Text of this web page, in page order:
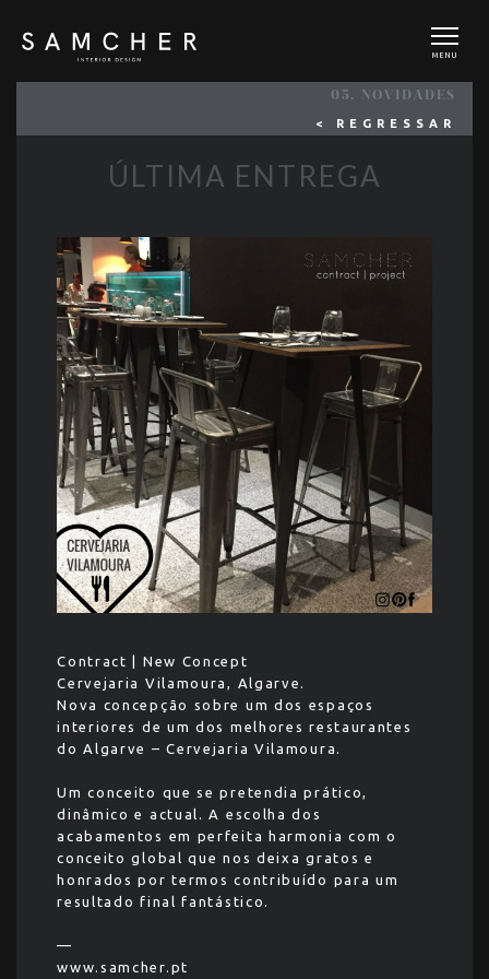
MENU
05. NOVIDADES
< REGRESSAR
ÚLTIMA ENTREGA
Contract | New Concept
Cervejaria Vilamoura, Algarve.
Nova concepção sobre um dos espaços
interiores de um dos melhores restaurantes
do Algarve – Cervejaria Vilamoura.
Um conceito que se pretendia prático,
dinâmico e actual. A escolha dos
acabamentos em perfeita harmonia com o
conceito global que nos deixa gratos e
honrados por termos contribuído para um
resultado final fantástico.
—
www.samcher.pt